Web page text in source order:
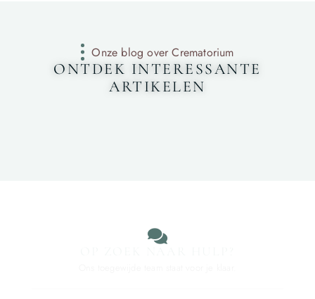
Onze blog over Crematorium
ONTDEK INTERESSANTE
ARTIKELEN